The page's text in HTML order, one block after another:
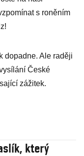
s roněním
dopadne. Ale raději
České
zážitek.
který